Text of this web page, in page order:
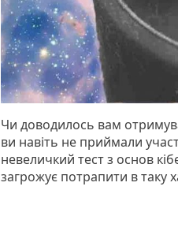
Чи доводилось вам
ви навіть не приймали
невеличкий тест з основ
загрожує потрапити в таку